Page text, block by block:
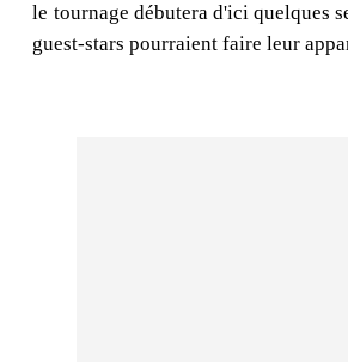
le tournage débutera d'ici quelques
guest-stars pourraient faire leur